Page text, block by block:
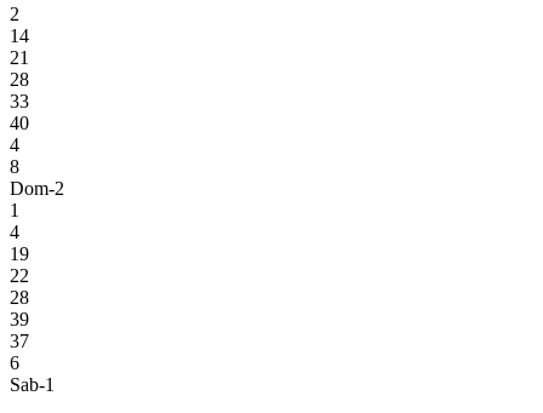
2
14
21
28
33
40
4
8
Dom-2
1
4
19
22
28
39
37
6
Sab-1